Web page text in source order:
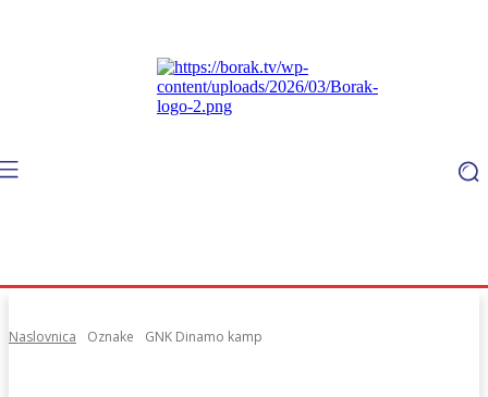
Naslovnica Oznake GNK Dinamo kamp